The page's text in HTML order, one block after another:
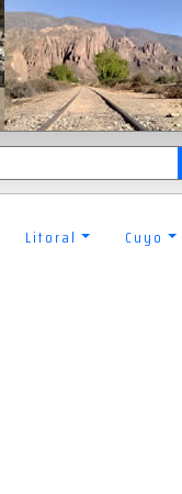
Litoral Cuyo